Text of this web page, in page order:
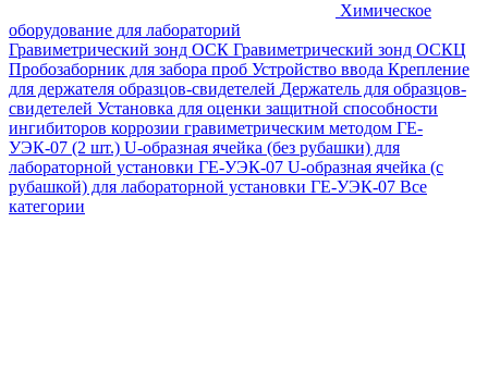
Химическое
оборудование для лабораторий
Гравиметрический зонд ОСК Гравиметрический зонд ОСКЦ
Пробозаборник для забора проб Устройство ввода Крепление
для держателя образцов-свидетелей Держатель для образцов-
свидетелей Установка для оценки защитной способности
ингибиторов коррозии гравиметрическим методом ГЕ-
УЭК-07 (2 шт.) U-образная ячейка (без рубашки) для
лабораторной установки ГЕ-УЭК-07 U-образная ячейка (с
рубашкой) для лабораторной установки ГЕ-УЭК-07 Все
категории